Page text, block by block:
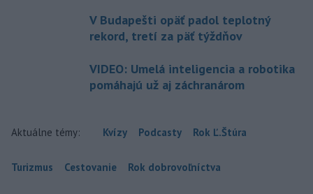
V Budapešti opäť padol teplotný
rekord, tretí za päť týždňov
VIDEO: Umelá inteligencia a robotika
pomáhajú už aj záchranárom
Aktuálne témy: Kvízy Podcasty Rok Ľ.Štúra
Turizmus Cestovanie Rok dobrovoľníctva